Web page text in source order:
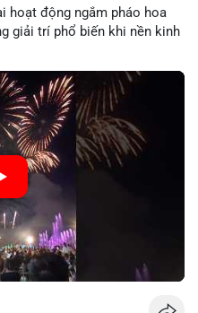
hoạt động ngắm pháo hoa
giải trí phổ biến khi nền kinh
vật chất. Trong bối cảnh
ổn định, hoạt động giải trí
dân có khả năng chi
có thể ảnh hưởng đến tỷ lệ
người tiêu dùng chuyển